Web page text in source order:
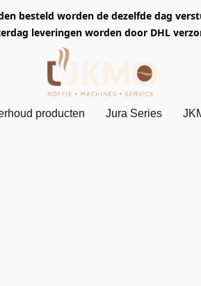
besteld worden de dezelfde dag
leveringen worden door DHL
producten Jura Series